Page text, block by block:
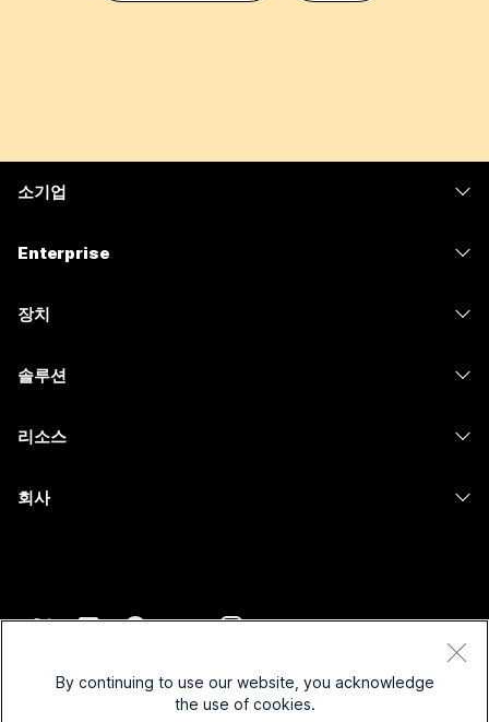
소기업
Enterprise
보안
장치
솔루션
스타트업
리소스
포용성
회사
영업팀에 문의
Webex 사고적 리더십
개인 정보 보호 정책
By continuing to use our website, you acknowledge
the use of cookies.